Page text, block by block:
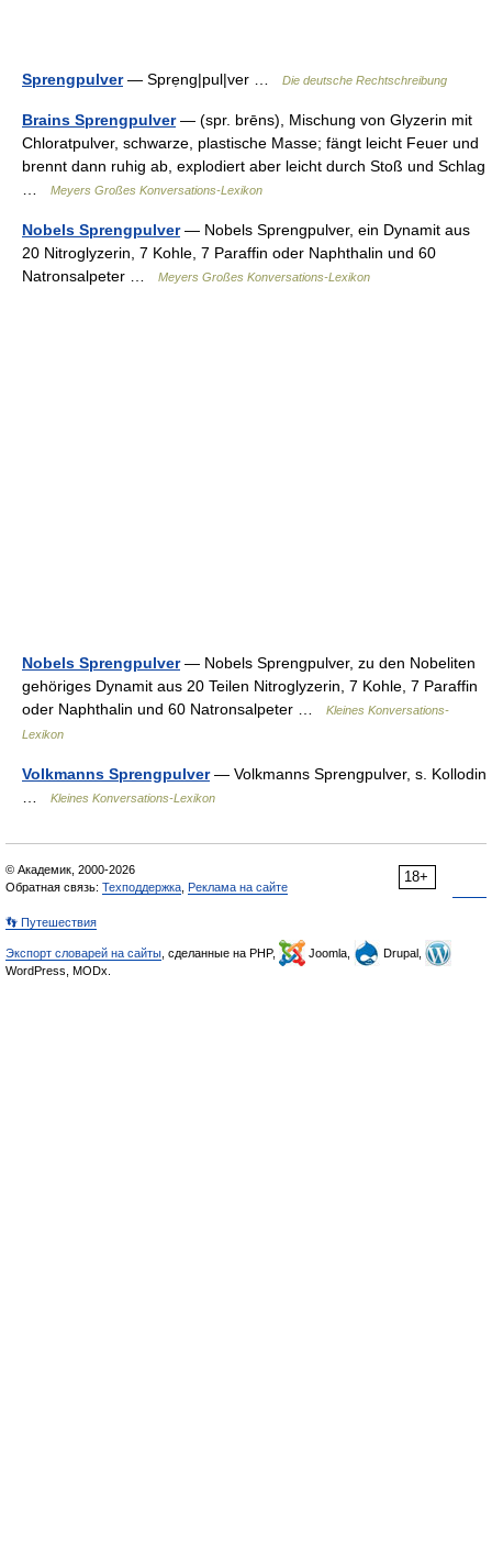
Sprengpulver— Sprẹng|pul|ver … Die deutsche Rechtschreibung
Brains Sprengpulver— (spr. brēns), Mischung von Glyzerin mit
Chloratpulver, schwarze, plastische Masse; fängt leicht Feuer und
brennt dann ruhig ab, explodiert aber leicht durch Stoß und Schlag
Meyers Großes Konversations-Lexikon
Nobels Sprengpulver— Nobels Sprengpulver, ein Dynamit aus
20 Nitroglyzerin, 7 Kohle, 7 Paraffin oder Naphthalin und 60
Natronsalpeter …
Meyers Großes Konversations-Lexikon
Nobels Sprengpulver— Nobels Sprengpulver, zu den Nobeliten
gehöriges Dynamit aus 20 Teilen Nitroglyzerin, 7 Kohle, 7 Paraffin
oder Naphthalin und 60 Natronsalpeter …
Kleines Konversations-
Lexikon
Volkmanns Sprengpulver— Volkmanns Sprengpulver, s. Kollodin
Kleines Konversations-Lexikon
18+
© Академик, 2000-2026
Обратная связь: Техподдержка Реклама на сайте
👣 Путешествия
Экспорт словарей на сайты , сделанные на PHP, Joomla,
Drupal,
WordPress, MODx.